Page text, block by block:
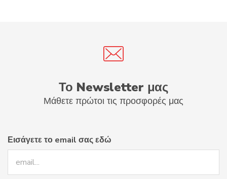
Το Newsletter μας
Μάθετε πρώτοι τις προσφορές μας
Εισάγετε το email σας εδώ